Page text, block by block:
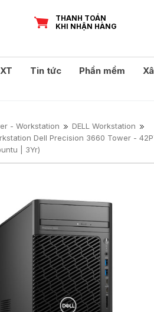
THANH TOÁN
KHI NHẬN HÀNG
Tin tức Phần mềm
- Workstation
DELL Workstation
Dell Precision 3660 Tower -
| 3Yr)